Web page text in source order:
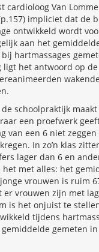
cardioloog Van
impliciet dat de
ontwikkeld wordt
aan het
hartmassages
ligt het antwoord op
schoolpraktijk
een proefwerk
van een 6 niet
In zo’n klas
lager dan 6 en
het met alles: het
vrouwen is ruim
er vrouwen zijn met
is het onjuist te
tijdens
gemeten